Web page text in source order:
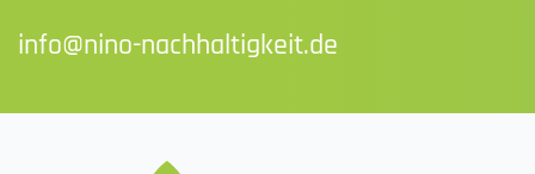
info@nino-nachhaltigkeit.de